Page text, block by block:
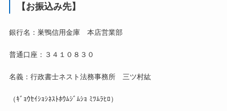
【お振込み先】
銀行名：巣鴨信用金庫 本店営業部
普通口座：３４１０８３０
名義：行政書士ネスト法務事務所 三ツ村紘
（ｷﾞｮｳｾｲｼｮｼﾈｽﾄﾎｳﾑｼﾞﾑｼｮ ﾐﾂﾑﾗﾋﾛ）